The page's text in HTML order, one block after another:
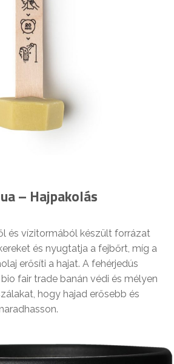
– Hajpakolás
és vízitormából készült forrázat
és nyugtatja a fejbőrt, míg a
erősíti a hajat. A fehérjedús
fair trade banán védi és mélyen
hogy hajad erősebb és